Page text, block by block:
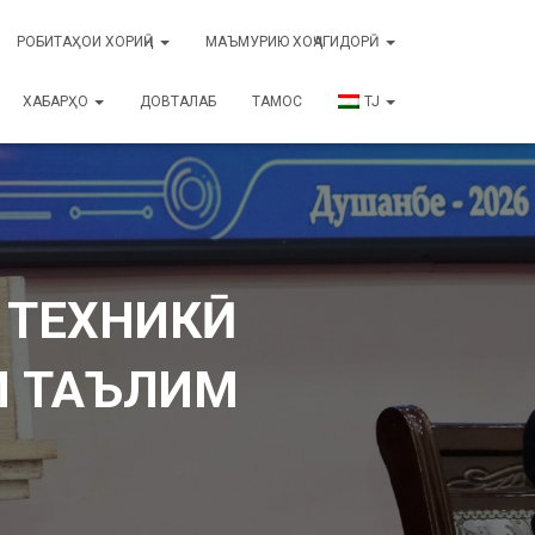
РОБИТАҲОИ ХОРИҶӢ МАЪМУРИЮ ХОҶАГИДОРӢ
ХАБАРҲО ДОВТАЛАБ ТАМОС TJ
ТАЪЛИМ